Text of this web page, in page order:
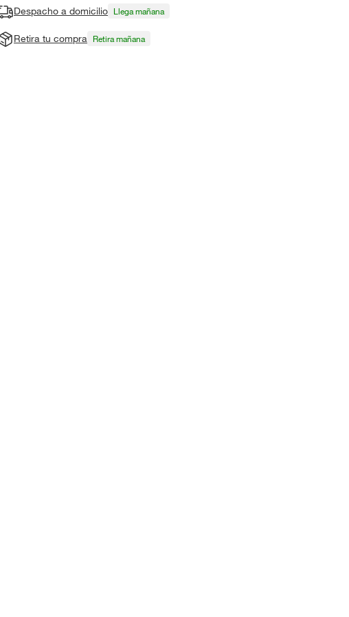
Despacho a domicilio Llega mañana
Retira tu compra Retira mañana